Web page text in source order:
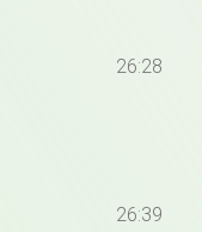
26:28
26:39